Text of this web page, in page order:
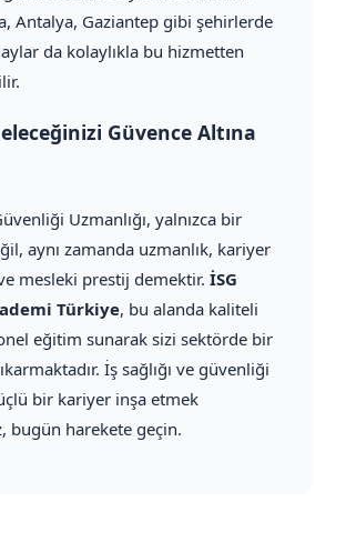
Antalya, Gaziantep gibi şehirlerde
da kolaylıkla bu hizmetten
Güvence Altına
Uzmanlığı, yalnızca bir
aynı zamanda uzmanlık, kariyer
mesleki prestij demektir. İSG
Türkiye, bu alanda kaliteli
eğitim sunarak sizi sektörde bir
İş sağlığı ve güvenliği
bir kariyer inşa etmek
bugün harekete geçin.